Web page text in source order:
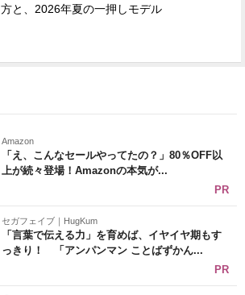
方と、2026年夏の一押しモデル
Amazon
「え、こんなセールやってたの？」80％OFF以
上が続々登場！Amazonの本気が...
PR
セガフェイブ｜HugKum
「言葉で伝える力」を育めば、イヤイヤ期もす
っきり！ 「アンパンマン ことばずかん...
PR